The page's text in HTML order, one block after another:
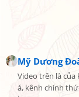
Mỹ Dương
Video trên là
á, kênh chính